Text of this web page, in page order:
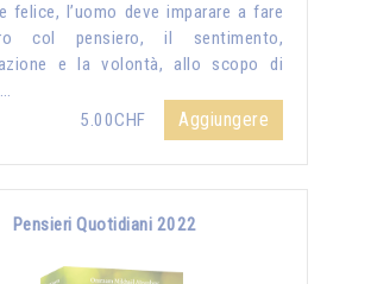
felice, l’uomo deve imparare a fare
col pensiero, il sentimento,
e la volontà, allo scopo di
5.00CHF
Aggiungere
Pensieri Quotidiani 2022